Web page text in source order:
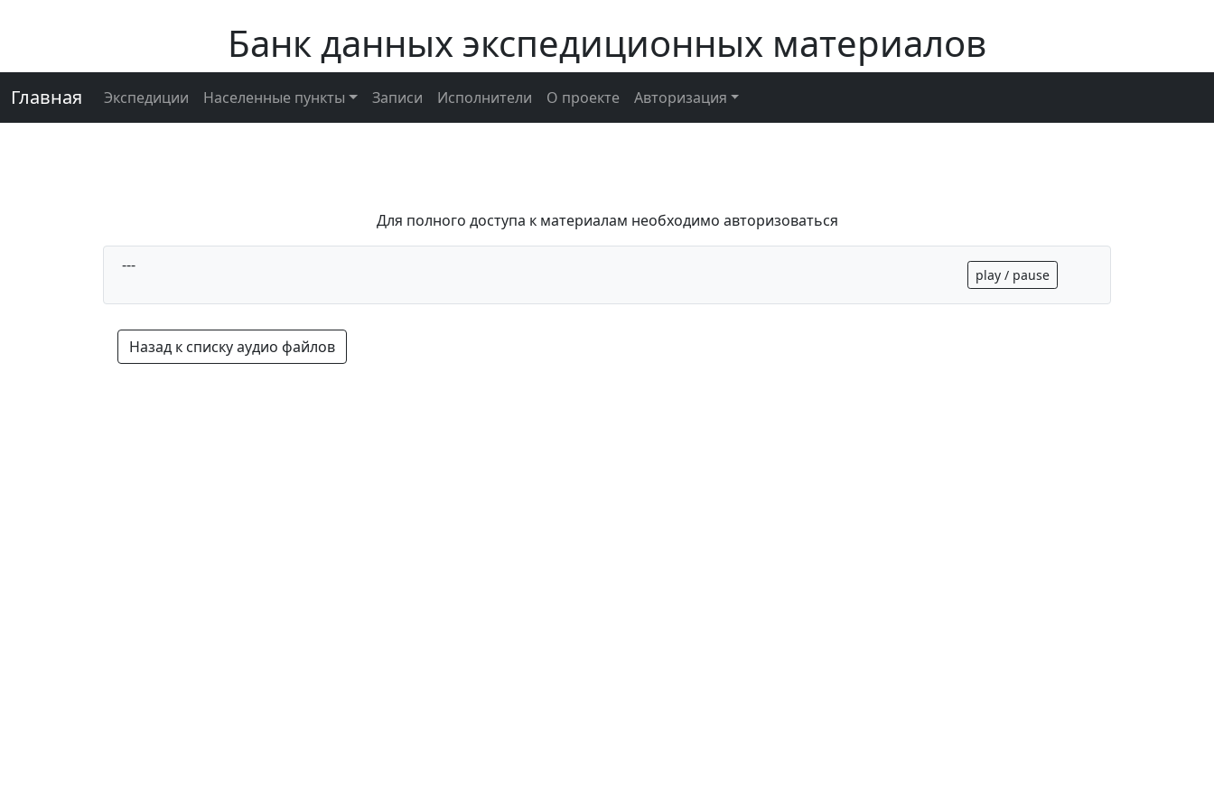
Банк данных экспедиционных материалов
Главная Экспедиции Населенные пункты Записи Исполнители О проекте Авторизация
Для полного доступа к материалам необходимо авторизоваться
---
play / pause
Назад к списку аудио файлов